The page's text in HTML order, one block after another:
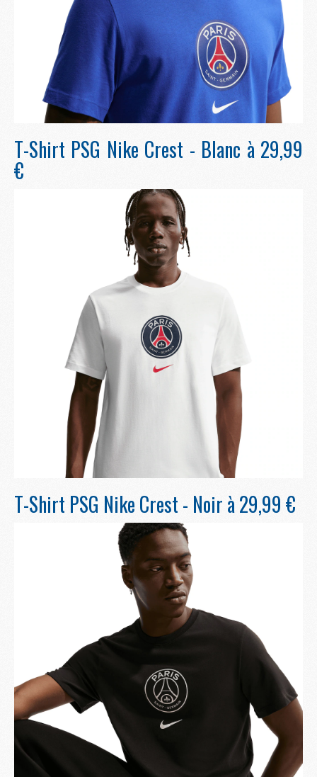
T-Shirt PSG Nike Crest - Blanc à 29,99
€
T-Shirt PSG Nike Crest - Noir à 29,99 €